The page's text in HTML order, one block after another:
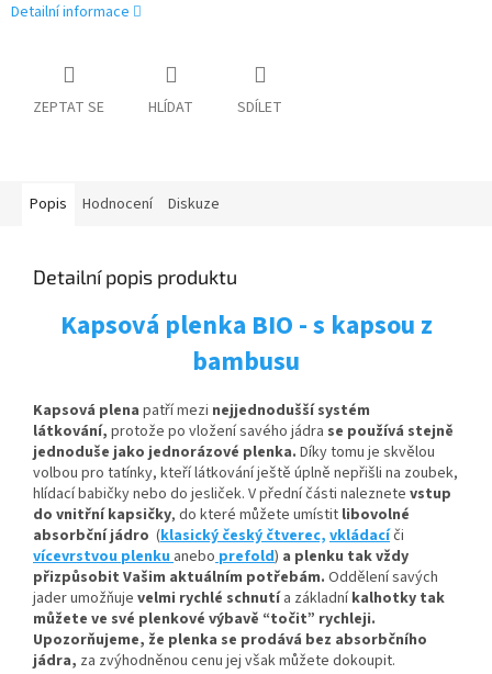
Detailní informace
ZEPTAT SE HLÍDAT SDÍLET
Popis Hodnocení Diskuze
Detailní popis produktu
Kapsová plenka BIO - s kapsou z
bambusu
Kapsová plena patří mezi nejjednodušší systém
látkování, protože po vložení savého jádra se používá stejně
jednoduše jako jednorázové plenka. Díky tomu je skvělou
volbou pro tatínky, kteří látkování ještě úplně nepřišli na zoubek,
hlídací babičky nebo do jesliček. V přední části naleznete vstup
do vnitřní kapsičky, do které můžete umístit libovolné
absorbčníjádro (klasický český čtverec, vkládacíči
vícevrstvou plenkuaneboprefold) a plenku tak vždy
přizpůsobit Vašim aktuálním potřebám. Oddělení savých
jader umožňuje velmi rychlé schnutía základníkalhotky tak
můžete ve své plenkové výbavě “točit” rychleji.
Upozorňujeme, že plenka se prodává bez absorbčního
jádra, za zvýhodněnou cenu jej však můžete dokoupit.